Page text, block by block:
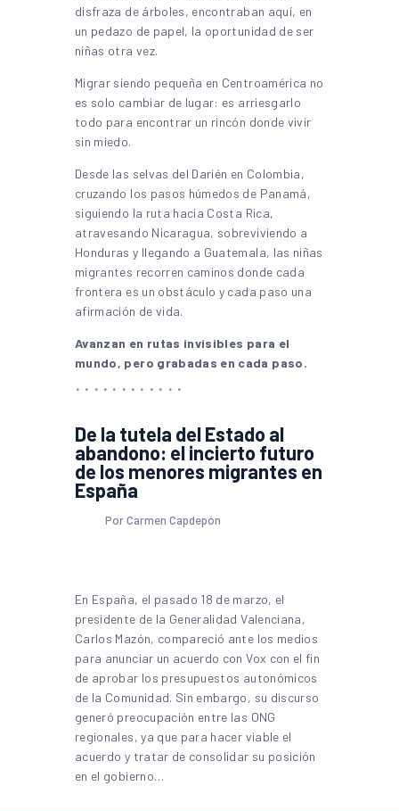
disfraza de árboles, encontraban aquí, en
un pedazo de papel, la oportunidad de ser
niñas otra vez.
Migrar siendo pequeña en Centroamérica no
es solo cambiar de lugar: es arriesgarlo
todo para encontrar un rincón donde vivir
sin miedo.
Desde las selvas del Darién en Colombia,
cruzando los pasos húmedos de Panamá,
siguiendo la ruta hacia Costa Rica,
atravesando Nicaragua, sobreviviendo a
Honduras y llegando a Guatemala, las niñas
migrantes recorren caminos donde cada
frontera es un obstáculo y cada paso una
afirmación de vida.
Avanzan en rutas invisibles para el
mundo, pero grabadas en cada paso.
De la tutela del Estado al
abandono: el incierto futuro
de los menores migrantes en
España
Por Carmen Capdepón
En España, el pasado 18 de marzo, el
presidente de la Generalidad Valenciana,
Carlos Mazón, compareció ante los medios
para anunciar un acuerdo con Vox con el fin
de aprobar los presupuestos autonómicos
de la Comunidad. Sin embargo, su discurso
generó preocupación entre las ONG
regionales, ya que para hacer viable el
acuerdo y tratar de consolidar su posición
en el gobierno…